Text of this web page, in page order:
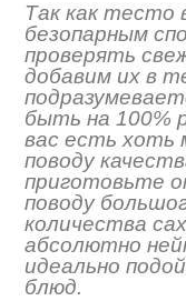
Так как тесто
безопарным
проверять
добавим их в
быть на 100%
вас есть хоть
поводу
приготовьте
поводу
количества
абсолютно
идеально
блюд.